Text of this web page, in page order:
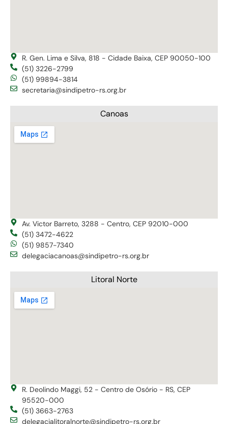
R. Gen. Lima e Silva, 818 - Cidade Baixa, CEP 90050-100
(51) 3226-2799
(51) 99894-3814
secretaria@sindipetro-rs.org.br
Canoas
Av. Victor Barreto, 3288 - Centro, CEP 92010-000
(51) 3472-4622
(51) 9857-7340
delegaciacanoas@sindipetro-rs.org.br
Litoral Norte
R. Deolindo Maggi, 52 - Centro de Osório - RS, CEP
95520-000
(51) 3663-2763
delegacialitoralnorte@sindipetro-rs.org.br